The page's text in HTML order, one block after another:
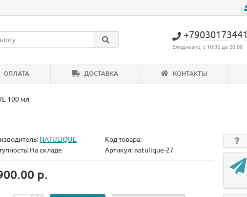
+79030173441
Ежедневно, с 10:00 до 20:00
ОПЛАТА ДОСТАВКА КОНТАКТЫ
100 мл
NATULIQUE
Код товара:
На складе
Артикул: natulique-27
р.